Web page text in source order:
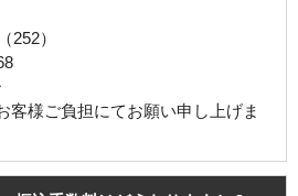
252）
様ご負担にてお願い申し上げま